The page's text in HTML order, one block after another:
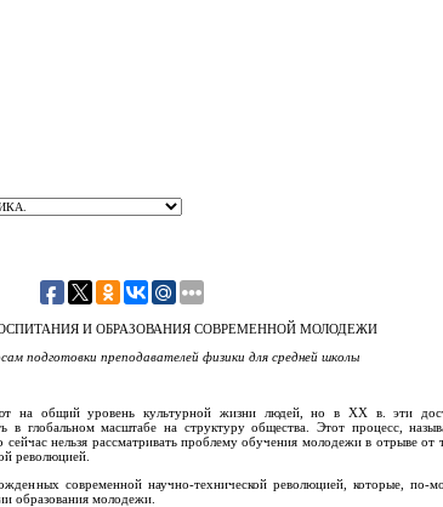
И ОБРАЗОВАНИЯ СОВРЕМЕННОЙ МОЛОДЕЖИ
подготовки преподавателей физики для средней школы
на общий уровень культурной жизни людей, но в XX в. эти
в глобальном масштабе на структуру общества. Этот процесс,
нельзя рассматривать проблему обучения молодежи в отрыве от
революцией.
современной научно-технической революцией, которые, по-
образования молодежи.